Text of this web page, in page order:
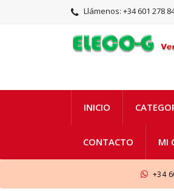
Llámenos: +34 601 278
INICIO
CONTACTO MI
+34